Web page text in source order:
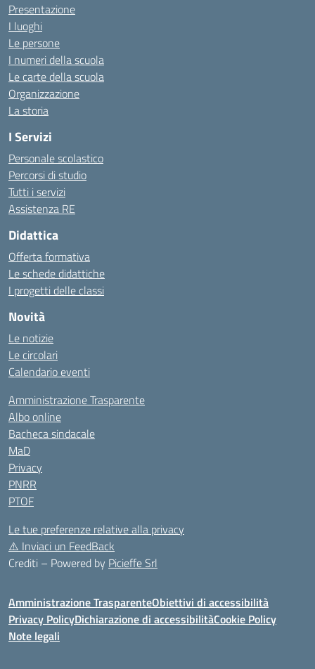
Presentazione
I luoghi
Le persone
I numeri della scuola
Le carte della scuola
Organizzazione
La storia
I Servizi
Personale scolastico
Percorsi di studio
Tutti i servizi
Assistenza RE
Didattica
Offerta formativa
Le schede didattiche
I progetti delle classi
Novità
Le notizie
Le circolari
Calendario eventi
Amministrazione Trasparente
Albo online
Bacheca sindacale
MaD
Privacy
PNRR
PTOF
Le tue preferenze relative alla privacy
⚠️ Inviaci un FeedBack
Crediti – Powered by Picieffe Srl
Amministrazione TrasparenteObiettivi di accessibilità
Privacy PolicyDichiarazione di accessibilitàCookie Policy
Note legali